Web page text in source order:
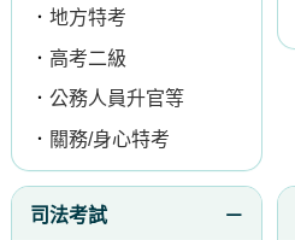
． 地方特考
． 高考二級
． 公務人員升官等
． 關務/身心特考
司法考試